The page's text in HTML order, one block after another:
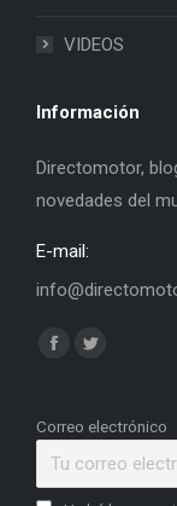
VIDEOS
Información
Directomotor,
novedades del
E-mail:
Find us on:
Facebook
opens
Twitter
opens
Correo electrónico